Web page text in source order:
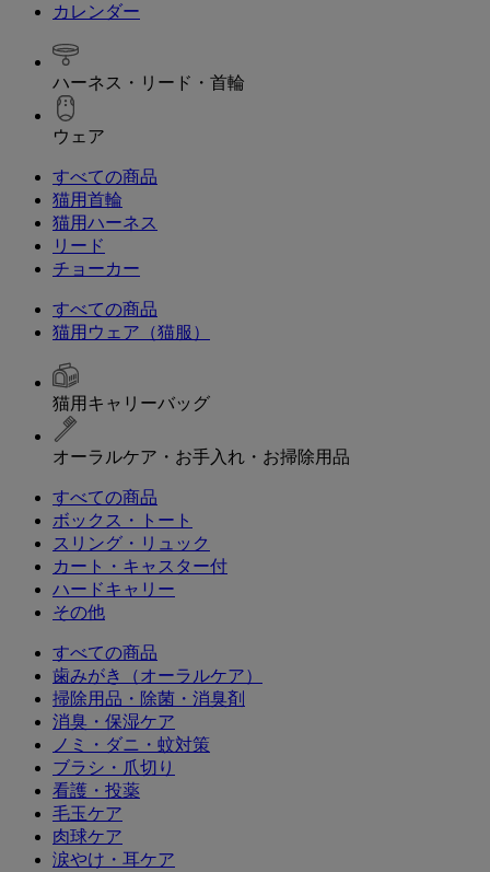
カレンダー
ハーネス・リード・首輪
ウェア
すべての商品
猫用首輪
猫用ハーネス
リード
チョーカー
すべての商品
猫用ウェア（猫服）
猫用キャリーバッグ
オーラルケア・お手入れ・お掃除用品
すべての商品
ボックス・トート
スリング・リュック
カート・キャスター付
ハードキャリー
その他
すべての商品
歯みがき（オーラルケア）
掃除用品・除菌・消臭剤
消臭・保湿ケア
ノミ・ダニ・蚊対策
ブラシ・爪切り
看護・投薬
毛玉ケア
肉球ケア
涙やけ・耳ケア